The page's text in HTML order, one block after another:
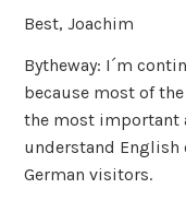
Best, Joachim
Bytheway: I´m
because most of
the most important
understand English
German visitors.